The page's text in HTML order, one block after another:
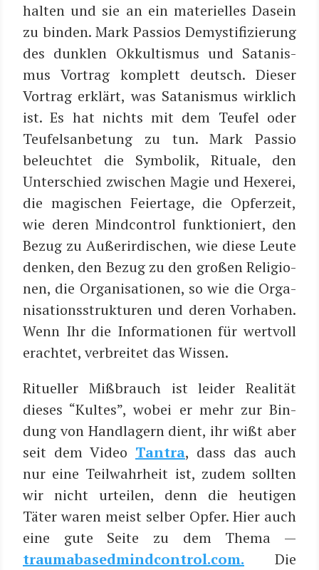
hal­ten und sie an ein mate­ri­el­les Dasein
zu bin­den. Mark Pas­si­os Demys­ti­fi­zie­rung
des dunk­len Okkul­tis­mus und Sata­nis­
mus Vor­trag kom­plett deutsch. Die­ser
Vor­trag erklärt, was Sata­nis­mus wirk­lich
ist. Es hat nichts mit dem Teu­fel oder
Teu­fels­an­be­tung zu tun. Mark Pas­sio
beleuch­tet die Sym­bo­lik, Ritua­le, den
Unter­schied zwi­schen Magie und Hexe­rei,
die magi­schen Fei­er­ta­ge, die Opfer­zeit,
wie deren Mind­con­trol funk­tio­niert, den
Bezug zu Außer­ir­di­schen, wie die­se Leu­te
den­ken, den Bezug zu den gro­ßen Reli­gio­
nen, die Orga­ni­sa­tio­nen, so wie die Orga­
ni­sa­ti­ons­struk­tu­ren und deren Vor­ha­ben.
Wenn Ihr die Infor­ma­tio­nen für wert­voll
erach­tet, ver­brei­tet das Wissen.
Ritu­el­ler Miß­brauch ist lei­der Rea­li­tät
die­ses “Kul­tes”, wobei er mehr zur Bin­
dung von Hand­la­gern dient, ihr wißt aber
seit dem Video Tan­tra, dass das auch
nur eine Teil­wahr­heit ist, zudem soll­ten
wir nicht urtei­len, denn die heu­ti­gen
Täter waren meist sel­ber Opfer. Hier auch
eine gute Sei­te zu dem The­ma —
traumabasedmindcontrol.com. Die